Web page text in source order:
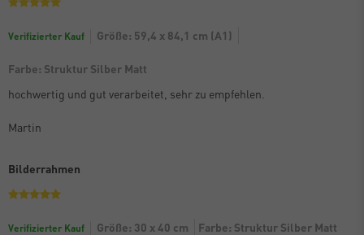
Verifizierter Kauf Größe: 59,4 x 84,1 cm (A1)
Farbe: Struktur Silber Matt
hochwertig und gut verarbeitet, sehr zu empfehlen.
Martin
Bilderrahmen
Verifizierter Kauf Größe: 30 x 40 cm
Farbe: Struktur Silber Matt